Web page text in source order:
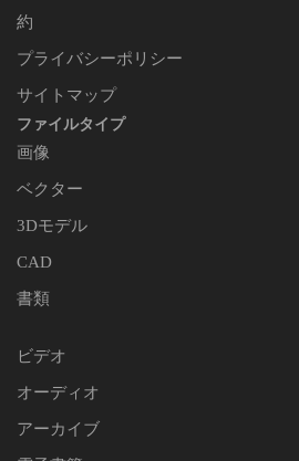
約
プライバシーポリシー
サイトマップ
ファイルタイプ
画像
ベクター
3Dモデル
CAD
書類
ビデオ
オーディオ
アーカイブ